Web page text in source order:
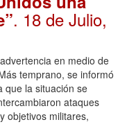
. 18 de Julio,
en medio de
temprano, se informó
que la situación se
ataques
objetivos militares,